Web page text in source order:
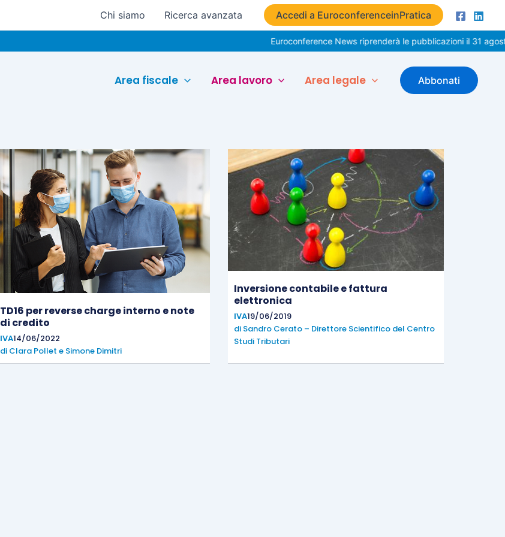
Chi siamo Ricerca avanzata Accedi a EuroconferenceinPratica
Euroconference News riprenderà le pubblicazioni il 31 agosto.
Area fiscale Area lavoro Area legale Abbonati
TD16 per reverse charge interno e note
di credito
IVA14/06/2022
di Clara Pollet e Simone Dimitri
Inversione contabile e fattura
elettronica
IVA19/06/2019
di Sandro Cerato – Direttore Scientifico del Centro
Studi Tributari